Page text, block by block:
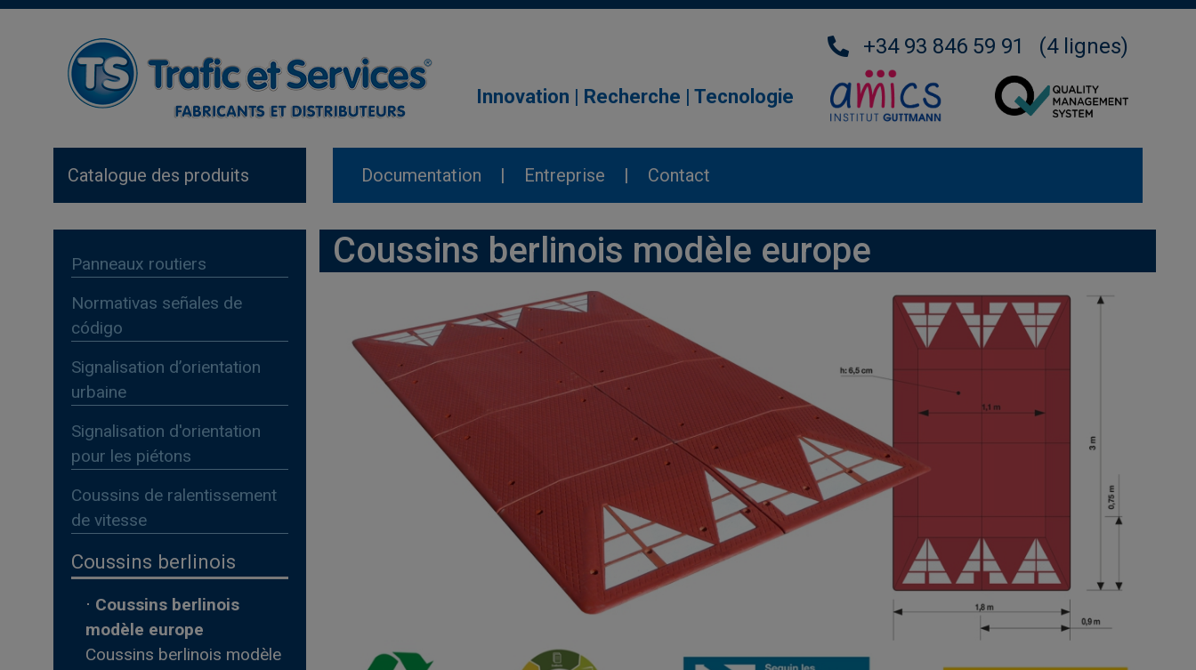
+34 93 846 59 91 (4 lignes)
Innovation | Recherche | Tecnologie
Catalogue des produits Documentation | Entreprise | Contact
Panneaux routiers
Normativas señales de
código
Signalisation d’orientation
urbaine
Signalisation d'orientation
pour les piétons
Coussins de ralentissement
de vitesse
Coussins berlinois
⋅ Coussins berlinois
modèle europe
Coussins berlinois modèle
Coussins berlinois modèle europe